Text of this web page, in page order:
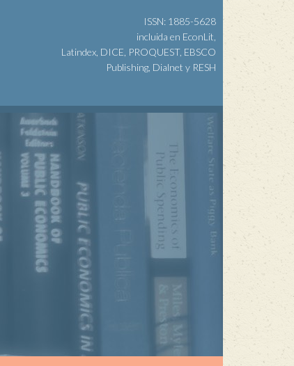
ISSN: 1885-5628
incluida en EconLit,
Latindex, DICE, PROQUEST, EBSCO
Publishing, Dialnet y RESH